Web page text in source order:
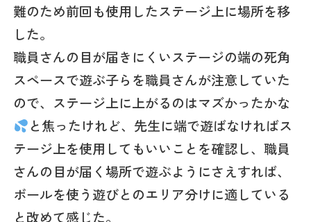
難のため前回も使用したステージ上に場所を移
した。
職員さんの目が届きにくいステージの端の死角
スペースで遊ぶ子らを職員さんが注意していた
ので、ステージ上に上がるのはマズかったかな
と焦ったけれど、先生に端で遊ばなければス
テージ上を使用してもいいことを確認し、職員
さんの目が届く場所で遊ぶようにさえすれば、
ボールを使う遊びとのエリア分けに適している
と改めて感じた。